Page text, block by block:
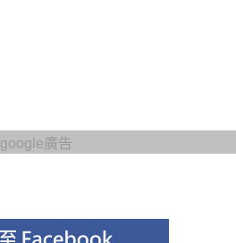
google廣告